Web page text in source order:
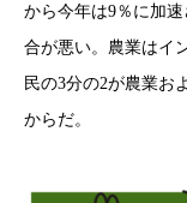
から今年は9％に加
合が悪い。農業はイ
民の3分の2が農業お
からだ。